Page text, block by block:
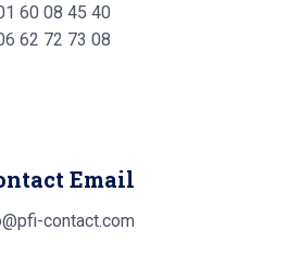
60 08 45 40
62 72 73 08
Email
contact.com